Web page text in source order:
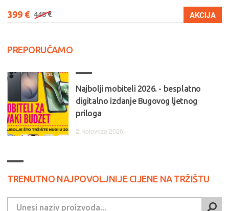
399 € 448 € AKCIJA
PREPORUČAMO
Najbolji mobiteli 2026. - besplatno
digitalno izdanje Bugovog ljetnog
priloga
2. kolovoza 2026.
TRENUTNO NAJPOVOLJNIJE CIJENE NA TRŽIŠTU